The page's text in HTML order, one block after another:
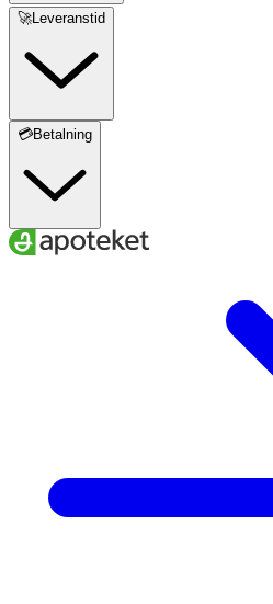
🚀Leveranstid
💳Betalning